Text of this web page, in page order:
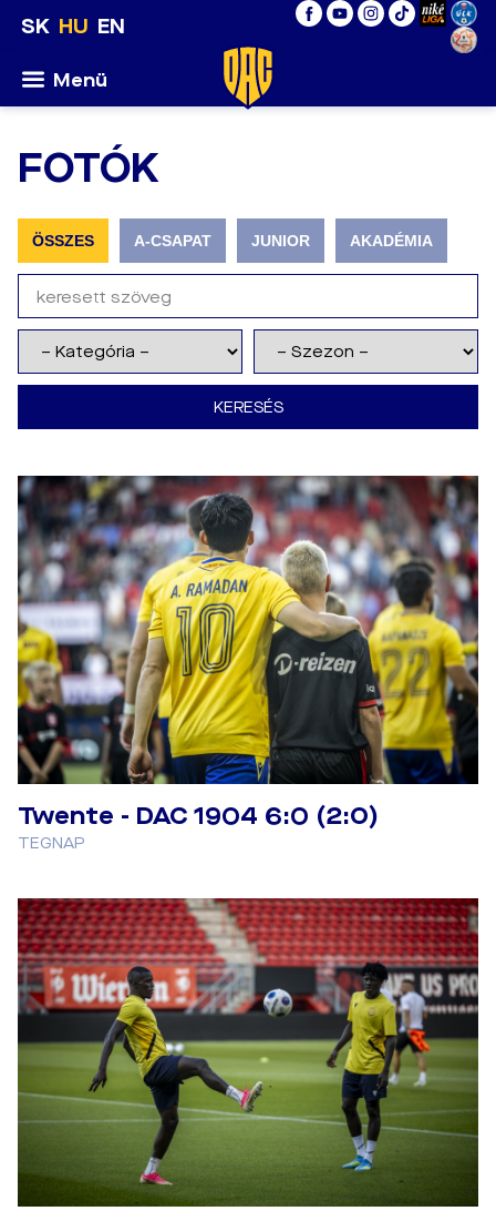
SK HU EN
Menü
FOTÓK
ÖSSZES A-CSAPAT JUNIOR AKADÉMIA
KERESÉS
Twente - DAC 1904 6:0 (2:0)
TEGNAP